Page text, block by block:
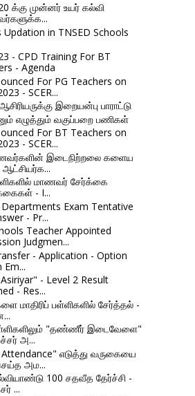
க்கு முன்னர் உயர் கல்வி
Updation in TNSED Schools
- CPD Training For BT
- Agenda
For PG Teachers on
- SCER...
இறையன்பு பாராட்டு
எழுத்தும் வகுப்பறை பணிகள்
For BT Teachers on
- SCER...
இடைநிற்றலை களைய
மாணவர் சேர்க்கை
- I...
Departments Exam Tentative
- Pr...
Teacher Appointed
Judgmen...
- Application - Option
Em...
- Level 2 Result
- Res...
மாதிரிப் பள்ளிகளில் சேர்த்தல் -
"தண்ணீர் இடைவேளை"
அ...
எடுத்து வருகையை
அம...
100 சதவீத தேர்ச்சி -
...